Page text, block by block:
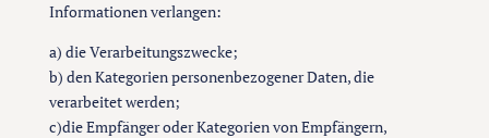
Informationen verlangen:
a) die Verarbeitungszwecke;
b) den Kategorien personenbezogener Daten, die
verarbeitet werden;
c)die Empfänger oder Kategorien von Empfängern,